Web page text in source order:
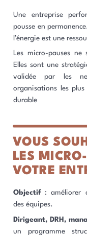
Une entreprise
pousse en
l’énergie est une
Les micro-pauses ne
Elles sont une
validée par les
organisations les plus
durable
VOUS
LES
VOTRE
Objectif : améliorer
des équipes.
Dirigeant, DRH,
un programme